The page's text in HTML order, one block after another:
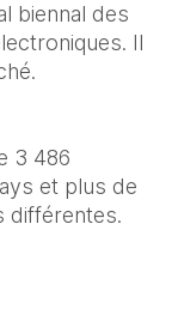
biennal des
Il
3 486
et plus de
différentes.